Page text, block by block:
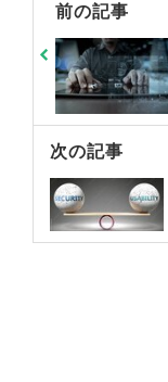
前の記事
次の記事